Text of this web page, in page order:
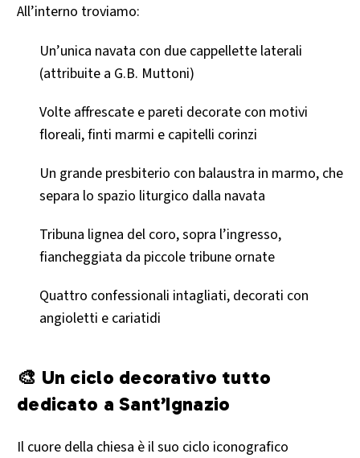
All’interno troviamo:
Un’unica navata con due cappellette laterali
(attribuite a G.B. Muttoni)
Volte affrescate e pareti decorate con motivi
floreali, finti marmi e capitelli corinzi
Un grande presbiterio con balaustra in marmo, che
separa lo spazio liturgico dalla navata
Tribuna lignea del coro, sopra l’ingresso,
fiancheggiata da piccole tribune ornate
Quattro confessionali intagliati, decorati con
angioletti e cariatidi
🎨 Un ciclo decorativo tutto
dedicato a Sant’Ignazio
Il cuore della chiesa è il suo ciclo iconografico